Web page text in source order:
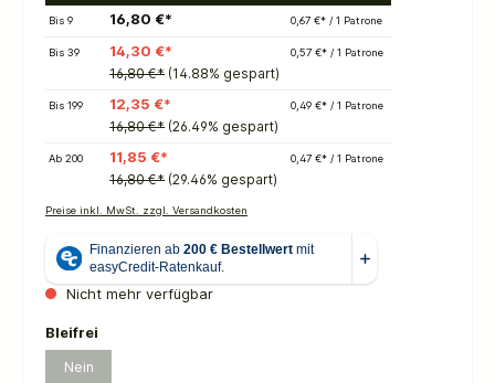
Bis9 16,80 €* 0,67 €* / 1 Patrone
Bis39
14,30 €*
16,80 €* (14.88% gespart)
0,57 €* / 1 Patrone
Bis199
12,35 €*
16,80 €* (26.49% gespart)
0,49 €* / 1 Patrone
Ab200
11,85 €*
16,80 €* (29.46% gespart)
0,47 €* / 1 Patrone
Preise inkl. MwSt. zzgl. Versandkosten
Nicht mehr verfügbar
Bleifrei
Nein(Diese Option ist zurzeit nicht verfügbar.)